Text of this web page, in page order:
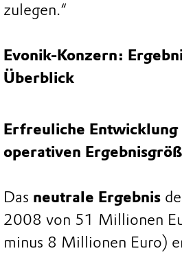
zulegen.“
Evonik-Konzern:
Überblick
Erfreuliche Entwicklung
operativen
Das neutrale Ergebnis
2008 von 51 Millionen
minus 8 Millionen Euro)